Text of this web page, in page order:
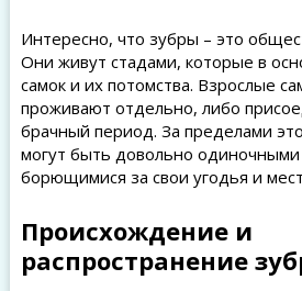
Интересно, что зубры – это
Они живут стадами, которые в
самок и их потомства. Взрослые
проживают отдельно, либо
брачный период. За пределами
могут быть довольно
борющимися за свои угодья и
Происхождение и
распространение